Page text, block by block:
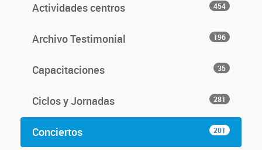
Actividades centros 454
Archivo Testimonial 196
Capacitaciones 35
Ciclos y Jornadas 281
Conciertos 201